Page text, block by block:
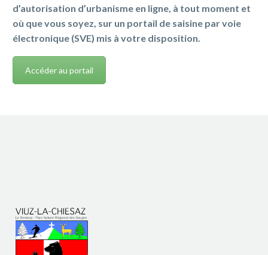
d’autorisation d’urbanisme en ligne, à tout moment et
où que vous soyez, sur un portail de saisine par voie
électronique (SVE) mis à votre disposition.
Accéder au portail